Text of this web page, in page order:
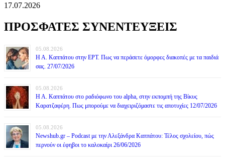
17.07.2026
ΠΡΟΣΦΑΤΕΣ ΣΥΝΕΝΤΕΥΞΕΙΣ
05.08.2026
Η Α. Καππάτου στην ΕΡΤ. Πως να περάσετε όμορφες διακοπές με τα παιδιά
σας. 27/07/2026
05.08.2026
Η Α. Καππάτου στο ραδιόφωνο του alpha, στην εκπομπή της Βίκυς
Καρατζαφέρη. Πως μπορούμε να διαχειριζόμαστε τις αποτυχίες 12/07/2026
05.08.2026
Newshub.gr – Podcast με την Αλεξάνδρα Καππάτου: Τέλος σχολείου, πώς
περνούν οι έφηβοι το καλοκαίρι 26/06/2026